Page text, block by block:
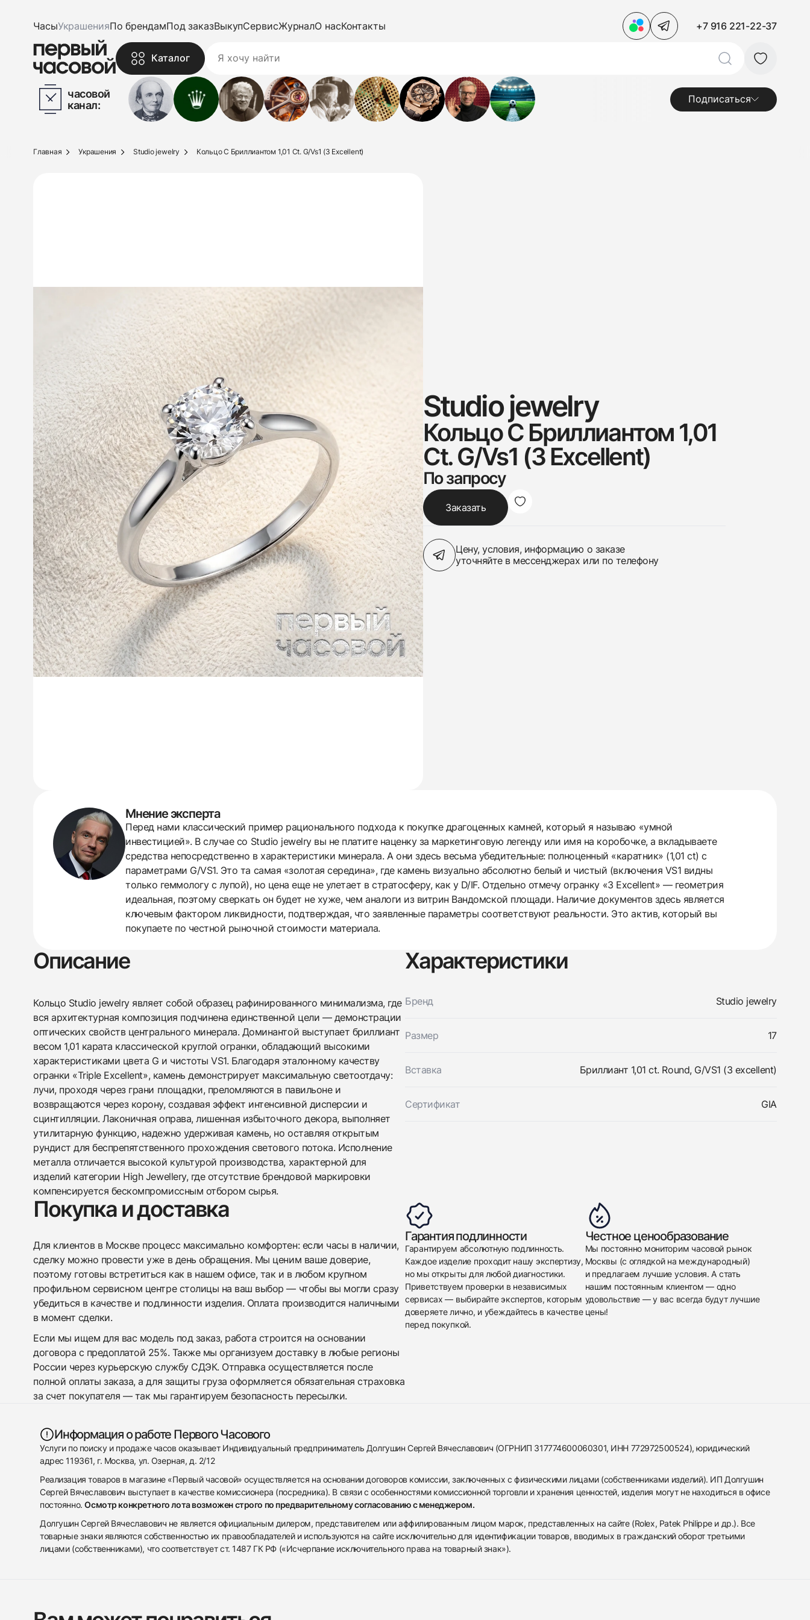
ЧасыУкрашенияПо брендамПод заказВыкупСервисЖурналО насКонтакты +7 916 221-22-37
Каталог
часовой
канал:
Подписаться
Главная Украшения Studio jewelry Кольцо С Бриллиантом 1,01 Ct. G/Vs1 (3 Excellent)
Studio jewelry
Кольцо С Бриллиантом 1,01
Ct. G/Vs1 (3 Excellent)
По запросу
Заказать
Цену, условия, информацию о заказе
уточняйте в мессенджерах или по телефону
Мнение эксперта
Перед нами классический пример рационального подхода к покупке драгоценных камней, который я называю «умной
инвестицией». В случае со Studio jewelry вы не платите наценку за маркетинговую легенду или имя на коробочке, а вкладываете
средства непосредственно в характеристики минерала. А они здесь весьма убедительные: полноценный «каратник» (1,01 ct) с
параметрами G/VS1. Это та самая «золотая середина», где камень визуально абсолютно белый и чистый (включения VS1 видны
только геммологу с лупой), но цена еще не улетает в стратосферу, как у D/IF. Отдельно отмечу огранку «3 Excellent» — геометрия
идеальная, поэтому сверкать он будет не хуже, чем аналоги из витрин Вандомской площади. Наличие документов здесь является
ключевым фактором ликвидности, подтверждая, что заявленные параметры соответствуют реальности. Это актив, который вы
покупаете по честной рыночной стоимости материала.
Описание
Кольцо Studio jewelry являет собой образец рафинированного минимализма, где
вся архитектурная композиция подчинена единственной цели — демонстрации
оптических свойств центрального минерала. Доминантой выступает бриллиант
весом 1,01 карата классической круглой огранки, обладающий высокими
характеристиками цвета G и чистоты VS1. Благодаря эталонному качеству
огранки «Triple Excellent», камень демонстрирует максимальную светоотдачу:
лучи, проходя через грани площадки, преломляются в павильоне и
возвращаются через корону, создавая эффект интенсивной дисперсии и
сцинтилляции. Лаконичная оправа, лишенная избыточного декора, выполняет
утилитарную функцию, надежно удерживая камень, но оставляя открытым
рундист для беспрепятственного прохождения светового потока. Исполнение
металла отличается высокой культурой производства, характерной для
изделий категории High Jewellery, где отсутствие брендовой маркировки
компенсируется бескомпромиссным отбором сырья.
Характеристики
Бренд Studio jewelry
Размер 17
Вставка Бриллиант 1,01 ct. Round, G/VS1 (3 excellent)
Сертификат GIA
Покупка и доставка
Для клиентов в Москве процесс максимально комфортен: если часы в наличии,
сделку можно провести уже в день обращения. Мы ценим ваше доверие,
поэтому готовы встретиться как в нашем офисе, так и в любом крупном
профильном сервисном центре столицы на ваш выбор — чтобы вы могли сразу
убедиться в качестве и подлинности изделия. Оплата производится наличными
в момент сделки.
Если мы ищем для вас модель под заказ, работа строится на основании
договора с предоплатой 25%. Также мы организуем доставку в любые регионы
России через курьерскую службу СДЭК. Отправка осуществляется после
полной оплаты заказа, а для защиты груза оформляется обязательная страховка
за счет покупателя — так мы гарантируем безопасность пересылки.
Гарантия подлинности
Гарантируем абсолютную подлинность.
Каждое изделие проходит нашу экспертизу,
но мы открыты для любой диагностики.
Приветствуем проверки в независимых
сервисах — выбирайте экспертов, которым
доверяете лично, и убеждайтесь в качестве
перед покупкой.
Честное ценообразование
Мы постоянно мониторим часовой рынок
Москвы (с оглядкой на международный)
и предлагаем лучшие условия. А стать
нашим постоянным клиентом — одно
удовольствие — у вас всегда будут лучшие
цены!
Информация о работе Первого Часового
Услуги по поиску и продаже часов оказывает Индивидуальный предприниматель Долгушин Сергей Вячеславович (ОГРНИП 317774600060301, ИНН 772972500524), юридический
адрес 119361, г. Москва, ул. Озерная, д. 2/12
Реализация товаров в магазине «Первый часовой» осуществляется на основании договоров комиссии, заключенных с физическими лицами (собственниками изделий). ИП Долгушин
Сергей Вячеславович выступает в качестве комиссионера (посредника). В связи с особенностями комиссионной торговли и хранения ценностей, изделия могут не находиться в офисе
постоянно.Осмотр конкретного лота возможен строго по предварительному согласованию с менеджером.
Долгушин Сергей Вячеславович не является официальным дилером, представителем или аффилированным лицом марок, представленных на сайте (Rolex, Patek Philippe и др.). Все
товарные знаки являются собственностью их правообладателей и используются на сайте исключительно для идентификации товаров, вводимых в гражданский оборот третьими
лицами (собственниками), что соответствует ст. 1487 ГК РФ («Исчерпание исключительного права на товарный знак»).
Заказать эти часы
Оставьте ваши контактные данные и мы свяжемся с
вами
Studio jewelry
Кольцо С Бриллиантом 1,01 Ct. G/Vs1 (3
Excellent)
Новые Коробка + Документы
$6,600
вами
Studio jewelry
Кольцо С Бриллиантом 1,01 Ct. G/Vs1 (3
Excellent)
НовыеКоробка + Документы
$6,600